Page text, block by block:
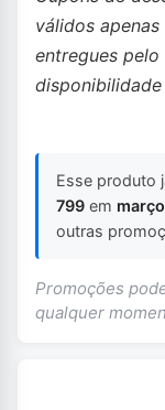
válidos
entregues pelo
Esse produto
799 em
outras
Promoções
qualquer